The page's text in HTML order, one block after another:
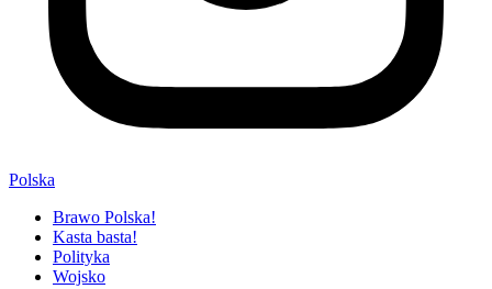
Polska
Brawo Polska!
Kasta basta!
Polityka
Wojsko